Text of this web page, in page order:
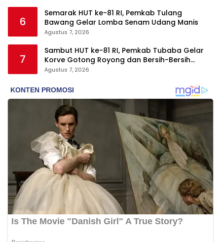
6
Semarak HUT ke-81 RI, Pemkab Tulang
Bawang Gelar Lomba Senam Udang Manis
Agustus 7, 2026
7
Sambut HUT ke-81 RI, Pemkab Tubaba Gelar
Korve Gotong Royong dan Bersih-Bersih
Serentak
Agustus 7, 2026